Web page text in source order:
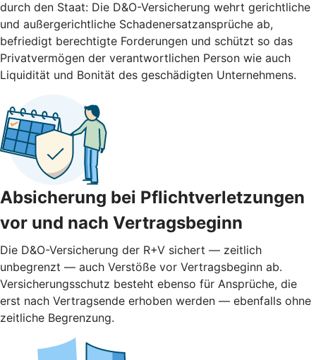
durch den Staat: Die D&O-Versicherung wehrt gerichtliche
und außergerichtliche Schadenersatzansprüche ab,
befriedigt berechtigte Forderungen und schützt so das
Privatvermögen der verantwortlichen Person wie auch
Liquidität und Bonität des geschädigten Unternehmens.
Absicherung bei Pflichtverletzungen
vor und nach ­Vertragsbeginn
Die D&O-Versicherung der R+V sichert — zeitlich
unbegrenzt — auch Verstöße vor Vertragsbeginn ab.
Versicherungsschutz besteht ebenso für Ansprüche, die
erst nach Vertragsende erhoben werden — ebenfalls ohne
zeitliche Begrenzung.